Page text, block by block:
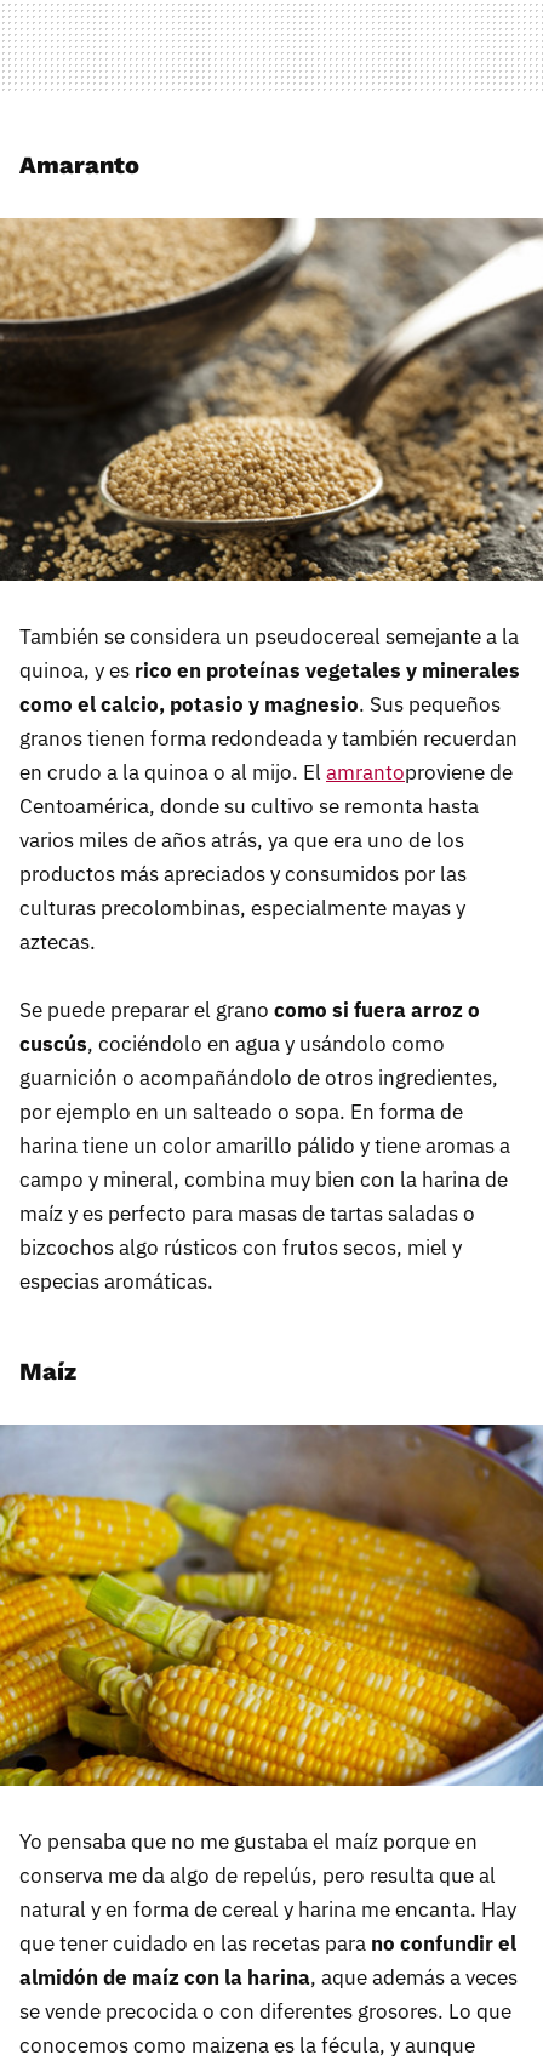
Amaranto
También se considera un pseudocereal semejante a la
quinoa, y es rico en proteínas vegetales y minerales
como el calcio, potasio y magnesio. Sus pequeños
granos tienen forma redondeada y también recuerdan
en crudo a la quinoa o al mijo. El amrantoproviene de
Centoamérica, donde su cultivo se remonta hasta
varios miles de años atrás, ya que era uno de los
productos más apreciados y consumidos por las
culturas precolombinas, especialmente mayas y
aztecas.
Se puede preparar el grano como si fuera arroz o
cuscús, cociéndolo en agua y usándolo como
guarnición o acompañándolo de otros ingredientes,
por ejemplo en un salteado o sopa. En forma de
harina tiene un color amarillo pálido y tiene aromas a
campo y mineral, combina muy bien con la harina de
maíz y es perfecto para masas de tartas saladas o
bizcochos algo rústicos con frutos secos, miel y
especias aromáticas.
Maíz
Yo pensaba que no me gustaba el maíz porque en
conserva me da algo de repelús, pero resulta que al
natural y en forma de cereal y harina me encanta. Hay
que tener cuidado en las recetas para no confundir el
almidón de maíz con la harina, aque además a veces
se vende precocida o con diferentes grosores. Lo que
conocemos como maizena es la fécula, y aunque